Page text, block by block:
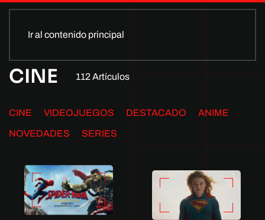
Ir al contenido principal
CINE 112 Artículos
CINE VIDEOJUEGOS DESTACADO ANIME
NOVEDADES SERIES